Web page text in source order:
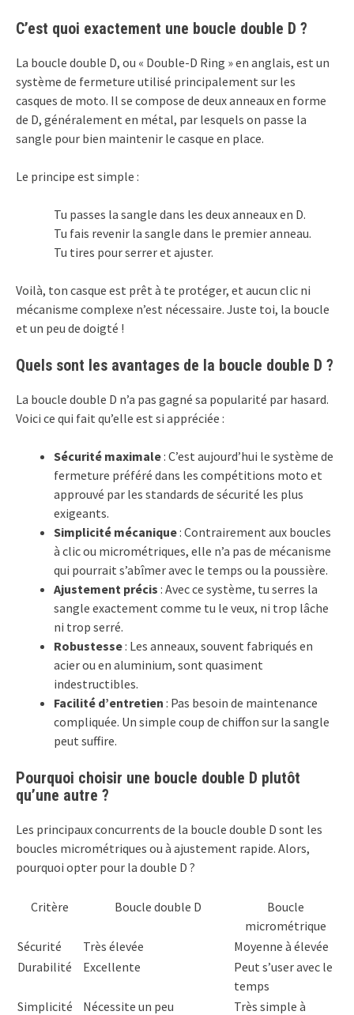
C’est quoi exactement une boucle double D ?
La boucle double D, ou « Double-D Ring » en anglais, est un
système de fermeture utilisé principalement sur les
casques de moto. Il se compose de deux anneaux en forme
de D, généralement en métal, par lesquels on passe la
sangle pour bien maintenir le casque en place.
Le principe est simple :
Tu passes la sangle dans les deux anneaux en D.
Tu fais revenir la sangle dans le premier anneau.
Tu tires pour serrer et ajuster.
Voilà, ton casque est prêt à te protéger, et aucun clic ni
mécanisme complexe n’est nécessaire. Juste toi, la boucle
et un peu de doigté !
Quels sont les avantages de la boucle double D ?
La boucle double D n’a pas gagné sa popularité par hasard.
Voici ce qui fait qu’elle est si appréciée :
Sécurité maximale: C’est aujourd’hui le système de
fermeture préféré dans les compétitions moto et
approuvé par les standards de sécurité les plus
exigeants.
Simplicité mécanique: Contrairement aux boucles
à clic ou micrométriques, elle n’a pas de mécanisme
qui pourrait s’abîmer avec le temps ou la poussière.
Ajustement précis : Avec ce système, tu serres la
sangle exactement comme tu le veux, ni trop lâche
ni trop serré.
Robustesse: Les anneaux, souvent fabriqués en
acier ou en aluminium, sont quasiment
indestructibles.
Facilité d’entretien : Pas besoin de maintenance
compliquée. Un simple coup de chiffon sur la sangle
peut suffire.
Pourquoi choisir une boucle double D plutôt
qu’une autre ?
Les principaux concurrents de la boucle double D sont les
boucles micrométriques ou à ajustement rapide. Alors,
pourquoi opter pour la double D ?
Critère Boucle double D
Boucle
micrométrique
Sécurité
Très élevée
Moyenne à élevée
Durabilité
Excellente
Peut s’user avec le
temps
Simplicité
Nécessite un peu
Très simple à